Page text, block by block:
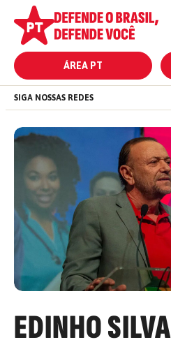
ÁREA PT
SIGA NOSSAS REDES
EDINHO SILVA